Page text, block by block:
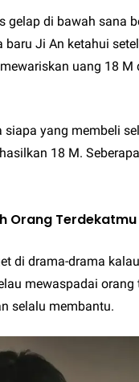
gelap di bawah sana
baru Ji An ketahui
uang 18 M
siapa yang membeli
18 M.
Orang Terdekatmu
di drama-drama
mewaspadai orang
selalu membantu.